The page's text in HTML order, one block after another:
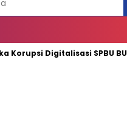
Digitalisasi SPBU BUMN